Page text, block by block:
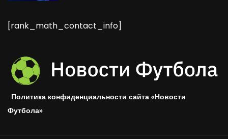
[rank_math_contact_info]
Политика конфиденциальности сайта «Новости
Футбола»